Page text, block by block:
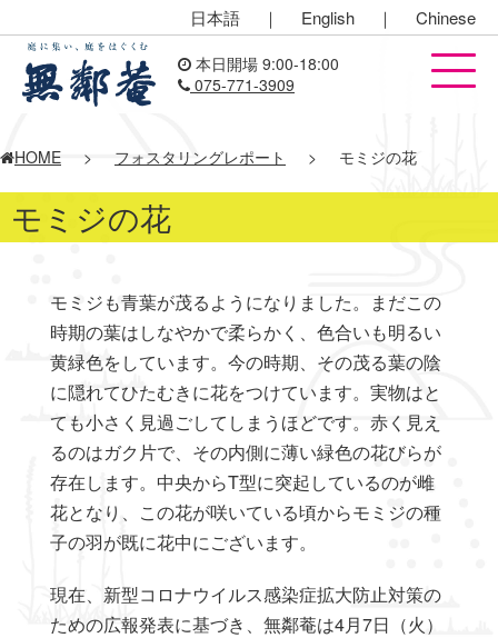
日本語 ｜ English ｜ Chinese
本日開場 9:00-18:00
075-771-3909
HOME > フォスタリングレポート > モミジの花
モミジの花
モミジも青葉が茂るようになりました。まだこの
時期の葉はしなやかで柔らかく、色合いも明るい
黄緑色をしています。今の時期、その茂る葉の陰
に隠れてひたむきに花をつけています。実物はと
ても小さく見過ごしてしまうほどです。赤く見え
るのはガク片で、その内側に薄い緑色の花びらが
存在します。中央からT型に突起しているのが雌
花となり、この花が咲いている頃からモミジの種
子の羽が既に花中にございます。
現在、新型コロナウイルス感染症拡大防止対策の
ための広報発表に基づき、無鄰菴は4月7日（火）